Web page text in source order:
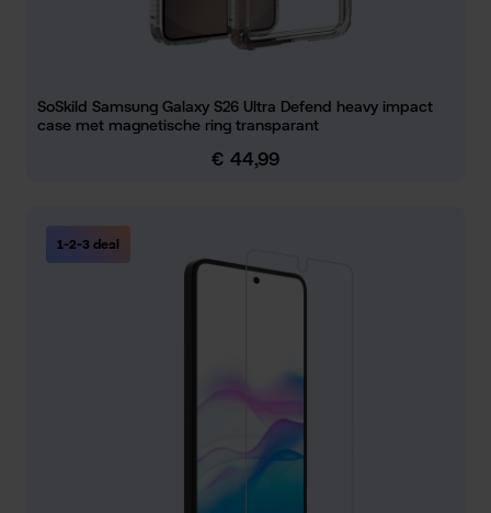
SoSkild Samsung Galaxy S26 Ultra Defend heavy impact
case met magnetische ring transparant
Normale prijs:
€ 44,99
1-2-3 deal